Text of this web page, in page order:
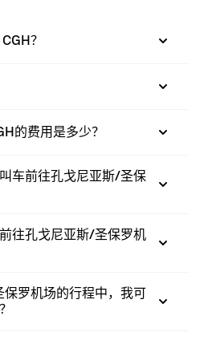
？
的费用是多少？
车前往孔戈尼亚斯/圣保
往孔戈尼亚斯/圣保罗机
罗机场的行程中，我可